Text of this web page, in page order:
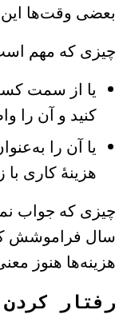
بعضی وقت‌ها این
چیزی که مهم
یا از سمت
کنید و آن را
یا آن را
هزینهٔ کاری
چیزی که جواب
سال فراموشش
هزینه‌ها هنوز
رفتار